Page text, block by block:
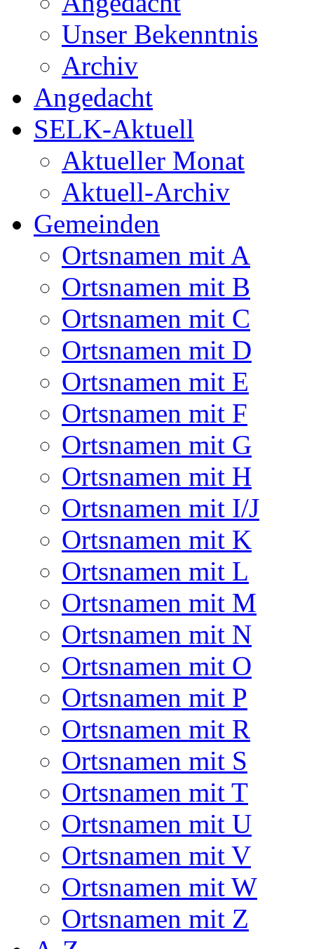
Unser Bekenntnis
Archiv
Angedacht
SELK-Aktuell
Aktueller Monat
Aktuell-Archiv
Gemeinden
Ortsnamen mit A
Ortsnamen mit B
Ortsnamen mit C
Ortsnamen mit D
Ortsnamen mit E
Ortsnamen mit F
Ortsnamen mit G
Ortsnamen mit H
Ortsnamen mit I/J
Ortsnamen mit K
Ortsnamen mit L
Ortsnamen mit M
Ortsnamen mit N
Ortsnamen mit O
Ortsnamen mit P
Ortsnamen mit R
Ortsnamen mit S
Ortsnamen mit T
Ortsnamen mit U
Ortsnamen mit V
Ortsnamen mit W
Ortsnamen mit Z